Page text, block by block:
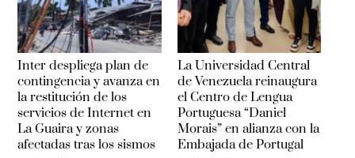
Inter despliega plan de
contingencia y avanza en
la restitución de los
servicios de Internet en
La Guaira y zonas
afectadas tras los sismos
La Universidad Central
de Venezuela reinaugura
el Centro de Lengua
Portuguesa “Daniel
Morais” en alianza con la
Embajada de Portugal